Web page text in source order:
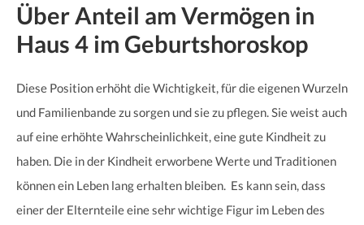
Über Anteil am Vermögen in
Haus 4 im Geburtshoroskop
Diese Position erhöht die Wichtigkeit, für die eigenen Wurzeln
und Familienbande zu sorgen und sie zu pflegen. Sie weist auch
auf eine erhöhte Wahrscheinlichkeit, eine gute Kindheit zu
haben. Die in der Kindheit erworbene Werte und Traditionen
können ein Leben lang erhalten bleiben. Es kann sein, dass
einer der Elternteile eine sehr wichtige Figur im Leben des